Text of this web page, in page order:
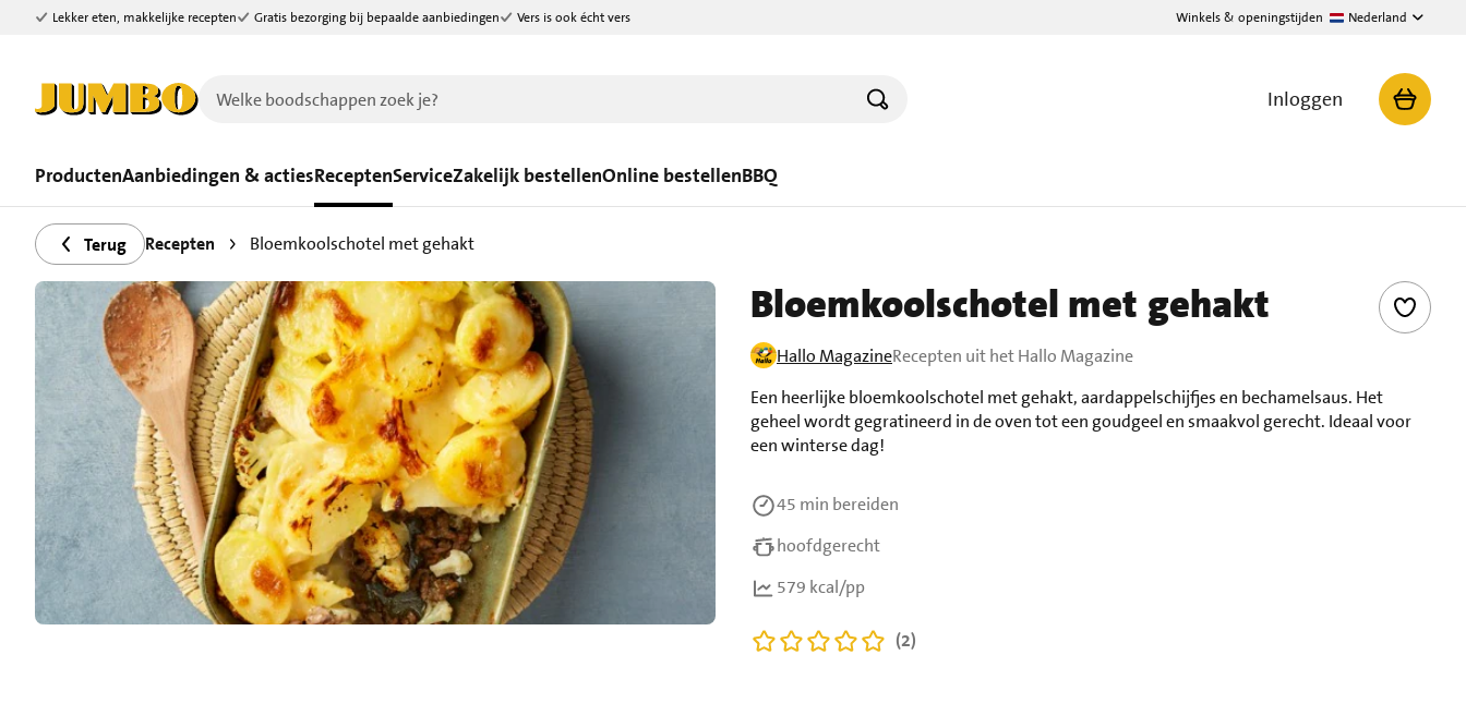
Ga naar zoeken
Ga naar hoofdinhoud
Lekker eten, makkelijke recepten Gratis bezorging bij bepaalde aanbiedingen Vers is ook écht vers Winkels & openingstijden Nederland
Inloggen
ProductenAanbiedingen & actiesReceptenServiceZakelijk bestellenOnline bestellenBBQ
Terug Recepten Bloemkoolschotel met gehakt
Bloemkoolschotel met gehakt
Hallo MagazineRecepten uit het Hallo Magazine
Een heerlijke bloemkoolschotel met gehakt, aardappelschijfjes en bechamelsaus. Het
geheel wordt gegratineerd in de oven tot een goudgeel en smaakvol gerecht. Ideaal voor
een winterse dag!
45 min bereiden
hoofdgerecht
579 kcal/pp
(2)